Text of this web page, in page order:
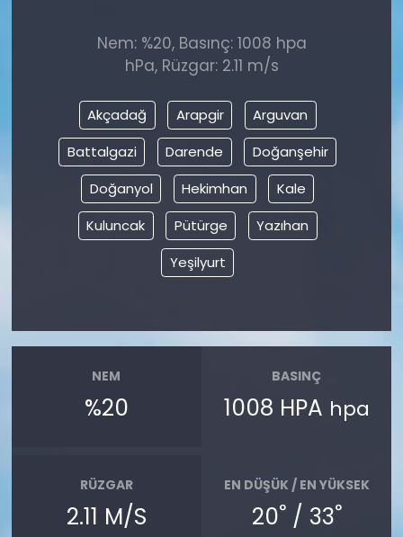
Nem: %20, Basınç: 1008 hpa
hPa, Rüzgar: 2.11 m/s
Akçadağ Arapgir
Arguvan
Battalgazi
Darende
Doğanşehir
Doğanyol
Hekimhan
Kale
Kuluncak
Pütürge
Yazıhan
Yeşilyurt
NEM
%20
BASINÇ
1008 HPA hpa
RÜZGAR
2.11 M/S
EN DÜŞÜK / EN YÜKSEK
20°/ 33°